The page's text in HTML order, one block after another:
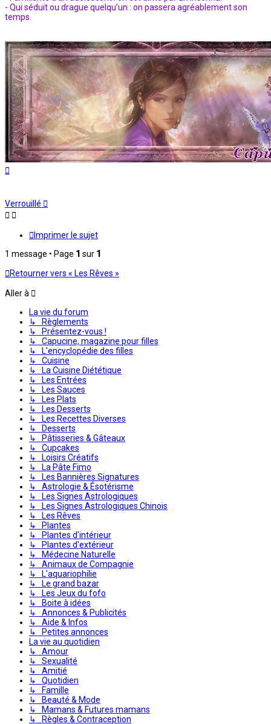
- Qui séduit ou drague quelqu'un : on passera agréablement son
temps.
Verrouillé
Imprimer le sujet
1 message • Page 1 sur 1
Retourner vers « Les Rêves »
Aller à
La vie du forum
↳ Règlements
↳ Présentez-vous !
↳ Capucine, magazine pour filles
↳ L'encyclopédie des filles
↳ Cuisine
↳ La Cuisine Diététique
↳ Les Entrées
↳ Les Sauces
↳ Les Plats
↳ Les Desserts
↳ Les Recettes Diverses
↳ Desserts
↳ Pâtisseries & Gâteaux
↳ Cupcakes
↳ Loisirs Créatifs
↳ La Pâte Fimo
↳ Les Bannières Signatures
↳ Astrologie & Ésotérisme
↳ Les Signes Astrologiques
↳ Les Signes Astrologiques Chinois
↳ Les Rêves
↳ Plantes
↳ Plantes d'intérieur
↳ Plantes d'extérieur
↳ Médecine Naturelle
↳ Animaux de Compagnie
↳ L'aquariophilie
↳ Le grand bazar
↳ Les Jeux du fofo
↳ Boite à idées
↳ Annonces & Publicités
↳ Aide & Infos
↳ Petites annonces
La vie au quotidien
↳ Amour
↳ Sexualité
↳ Amitié
↳ Quotidien
↳ Famille
↳ Beauté & Mode
↳ Mamans & Futures mamans
↳ Règles & Contraception